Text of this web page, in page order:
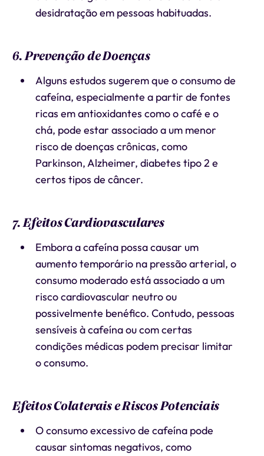
desidratação em pessoas habituadas.
6. Prevenção de Doenças
Alguns estudos sugerem que o consumo de
cafeína, especialmente a partir de fontes
ricas em antioxidantes como o café e o
chá, pode estar associado a um menor
risco de doenças crônicas, como
Parkinson, Alzheimer, diabetes tipo 2 e
certos tipos de câncer.
7. Efeitos Cardiovasculares
Embora a cafeína possa causar um
aumento temporário na pressão arterial, o
consumo moderado está associado a um
risco cardiovascular neutro ou
possivelmente benéfico. Contudo, pessoas
sensíveis à cafeína ou com certas
condições médicas podem precisar limitar
o consumo.
Efeitos Colaterais e Riscos Potenciais
O consumo excessivo de cafeína pode
causar sintomas negativos, como